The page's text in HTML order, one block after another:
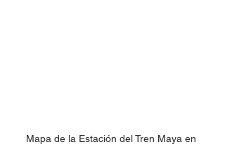
Mapa de la Estación del Tren Maya en